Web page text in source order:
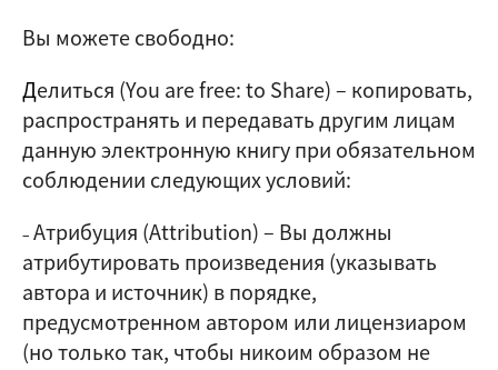
Вы можете свободно:
Делиться (You are free: to Share) – копировать,
распространять и передавать другим лицам
данную электронную книгу при обязательном
соблюдении следующих условий:
– Атрибуция (Attribution)– Вы должны
атрибутировать произведения (указывать
автора и источник) в порядке,
предусмотренном автором или лицензиаром
(но только так, чтобы никоим образом не